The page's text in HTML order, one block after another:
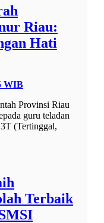
Riau:
Hati
WIB
Provinsi Riau
guru teladan
(Tertinggal,
Terbaik